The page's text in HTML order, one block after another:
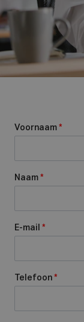
Voornaam *
Naam *
E-mail *
Telefoon *